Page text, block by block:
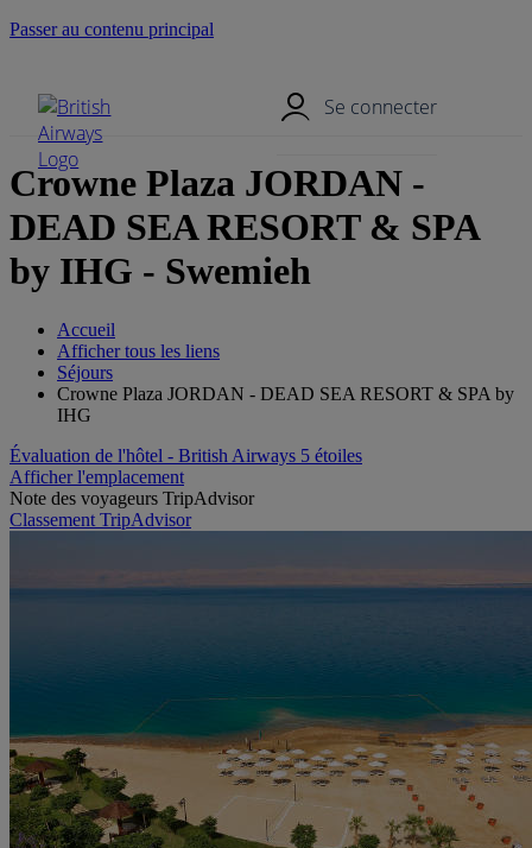
Passer au contenu principal
Se connecter
Crowne Plaza JORDAN -
DEAD SEA RESORT & SPA
by IHG - Swemieh
Accueil
Afficher tous les liens
Séjours
Crowne Plaza JORDAN - DEAD SEA RESORT & SPA by
IHG
Évaluation de l'hôtel - British Airways 5 étoiles
Afficher l'emplacement
Note des voyageurs TripAdvisor
Classement TripAdvisor